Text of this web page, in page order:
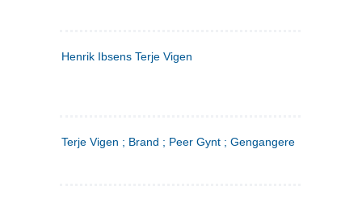
Henrik Ibsens Terje Vigen
Terje Vigen ; Brand ; Peer Gynt ; Gengangere